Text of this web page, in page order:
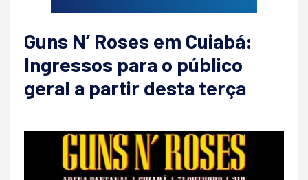
Guns N’ Roses em Cuiabá:
Ingressos para o público
geral a partir desta terça